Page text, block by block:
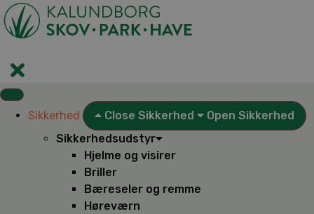
Videre
til
indhold
Sikkerhed Close Sikkerhed
Open Sikkerhed
Sikkerhedsudstyr
Hjelme og visirer
Briller
Bæreseler og remme
Høreværn